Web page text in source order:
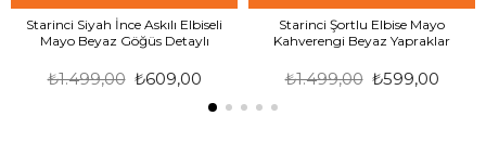
Starinci Siyah İnce Askılı Elbiseli
Mayo Beyaz Göğüs Detaylı
₺609,00
₺1.499,00
Starinci Şortlu Elbise Mayo
Kahverengi Beyaz Yapraklar
₺599,00
₺1.499,00